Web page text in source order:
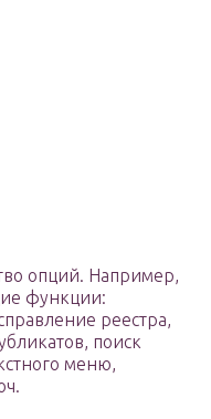
опций. Например,
функции:
реестра,
поиск
меню,